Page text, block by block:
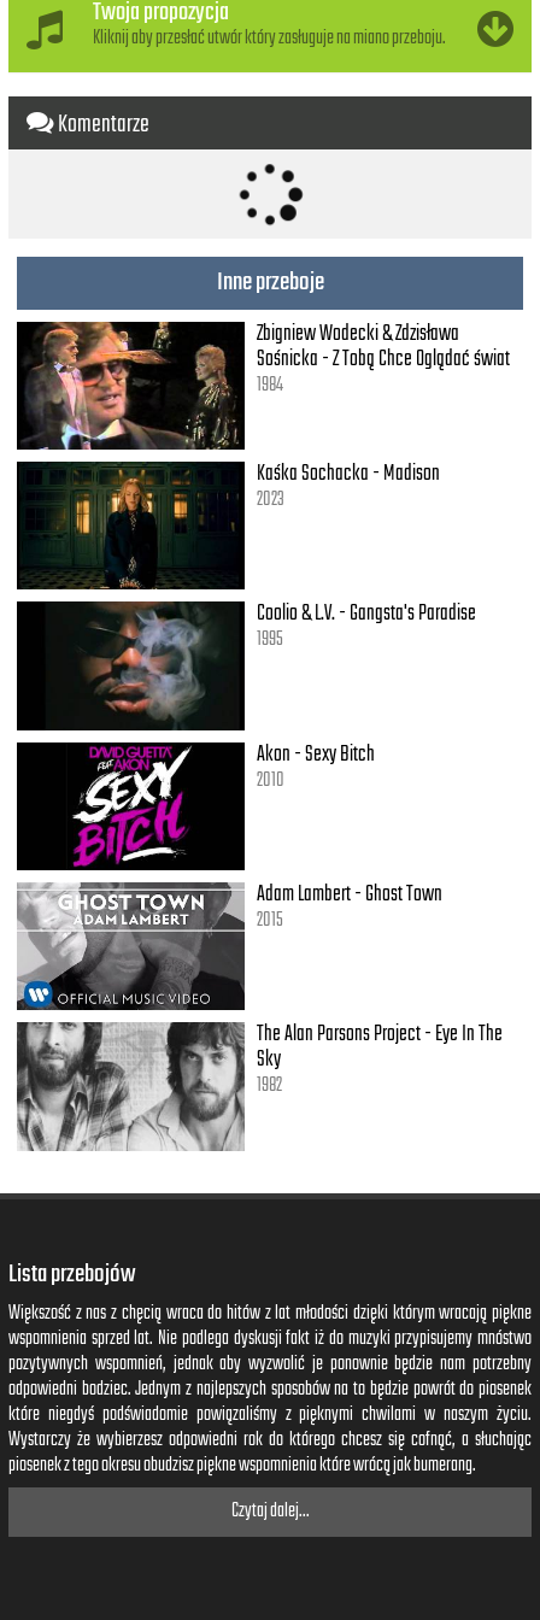
Twoja propozycja
Kliknij aby przesłać utwór który zasługuje na miano przeboju.
Komentarze
Inne przeboje
Zbigniew Wodecki & Zdzisława
Sośnicka - Z Tobą Chce Oglądać świat
1984
Kaśka Sochacka - Madison
2023
Coolio & L.V. - Gangsta's Paradise
1995
Akon - Sexy Bitch
2010
Adam Lambert - Ghost Town
2015
The Alan Parsons Project - Eye In The
Sky
1982
Lista przebojów
Większość z nas z chęcią wraca do hitów z lat młodości dzięki którym wracają piękne
wspomnienia sprzed lat. Nie podlega dyskusji fakt iż do muzyki przypisujemy mnóstwo
pozytywnych wspomnień, jednak aby wyzwolić je ponownie będzie nam potrzebny
odpowiedni bodziec. Jednym z najlepszych sposobów na to będzie powrót do piosenek
które niegdyś podświadomie powiązaliśmy z pięknymi chwilami w naszym życiu.
Wystarczy że wybierzesz odpowiedni rok do którego chcesz się cofnąć, a słuchając
piosenek z tego okresu obudzisz piękne wspomnienia które wrócą jak bumerang.
Czytaj dalej...